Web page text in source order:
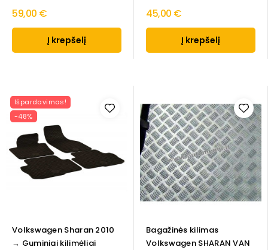
59,00 €
Į krepšelį
45,00 €
Į krepšelį
Išpardavimas!
-48%
Volkswagen Sharan 2010
→ Guminiai kilimėliai
Bagažinės kilimas
Volkswagen SHARAN VAN